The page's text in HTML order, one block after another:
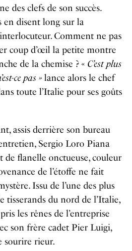
des clefs de son succès.
en disent long sur la
Comment ne pas
coup d’œil la petite montre
de la chemise ? « C’est plus
ce pas »lance alors le chef
toute l’Italie pour ses goûts
assis derrière son bureau
Sergio Loro Piana
de flanelle onctueuse, couleur
de l’étoffe ne fait
Issu de l’une des plus
tisserands du nord de l’Italie,
les rênes de l’entreprise
son frère cadet Pier Luigi,
sourire rieur.